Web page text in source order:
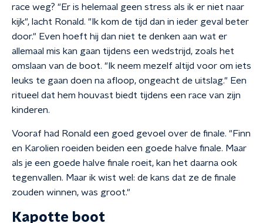
race weg? "Er is helemaal geen stress als ik er niet naar
kijk", lacht Ronald. "Ik kom de tijd dan in ieder geval beter
door." Even hoeft hij dan niet te denken aan wat er
allemaal mis kan gaan tijdens een wedstrijd, zoals het
omslaan van de boot. "Ik neem mezelf altijd voor om iets
leuks te gaan doen na afloop, ongeacht de uitslag." Een
ritueel dat hem houvast biedt tijdens een race van zijn
kinderen.
Vooraf had Ronald een goed gevoel over de finale. "Finn
en Karolien roeiden beiden een goede halve finale. Maar
als je een goede halve finale roeit, kan het daarna ook
tegenvallen. Maar ik wist wel: de kans dat ze de finale
zouden winnen, was groot."
Kapotte boot